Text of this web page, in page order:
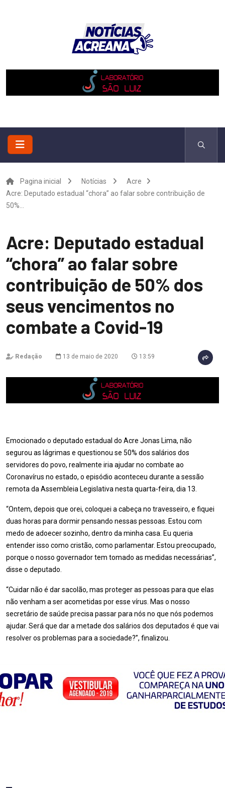
Pagina inicial Notícias
Acre
Acre: Deputado estadual “chora” ao falar sobre contribuição de
50%...
Acre: Deputado estadual
“chora” ao falar sobre
contribuição de 50% dos
seus vencimentos no
combate a Covid-19
Redação 13 de maio de 2020 13:59
Emocionado o deputado estadual do Acre Jonas Lima, não
segurou as lágrimas e questionou se 50% dos salários dos
servidores do povo, realmente iria ajudar no combate ao
Coronavírus no estado, o episódio aconteceu durante a sessão
remota da Assembleia Legislativa nesta quarta-feira, dia 13.
“Ontem, depois que orei, coloquei a cabeça no travesseiro, e fiquei
duas horas para dormir pensando nessas pessoas. Estou com
medo de adoecer sozinho, dentro da minha casa. Eu queria
entender isso como cristão, como parlamentar. Estou preocupado,
porque o nosso governador tem tomado as medidas necessárias”,
disse o deputado.
“Cuidar não é dar sacolão, mas proteger as pessoas para que elas
não venham a ser acometidas por esse vírus. Mas o nosso
secretário de saúde precisa passar para nós no que nós podemos
ajudar. Será que dar a metade dos salários dos deputados é que vai
resolver os problemas para a sociedade?”, finalizou.